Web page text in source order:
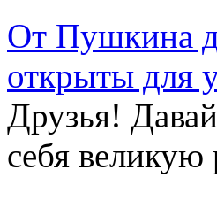
От Пушкина
открыты для
Друзья!
себя великую